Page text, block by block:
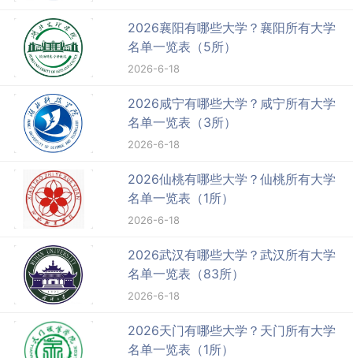
2026襄阳有哪些大学？襄阳所有大学
名单一览表（5所）
2026-6-18
2026咸宁有哪些大学？咸宁所有大学
名单一览表（3所）
2026-6-18
2026仙桃有哪些大学？仙桃所有大学
名单一览表（1所）
2026-6-18
2026武汉有哪些大学？武汉所有大学
名单一览表（83所）
2026-6-18
2026天门有哪些大学？天门所有大学
名单一览表（1所）